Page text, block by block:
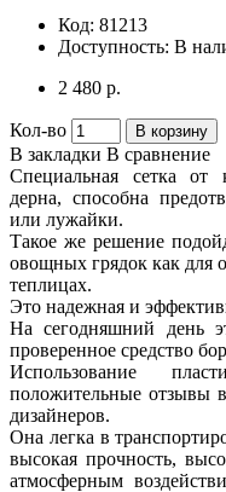
Код: 81213
Доступность: В
2 480 р.
Кол-во В корзину
В закладки В сравнение
Специальная сетка от
дерна, способна
или лужайки.
Такое же решение
овощных грядок как для
теплицах.
Это надежная и
На сегодняшний день
проверенное средство
Использование
положительные отзывы
дизайнеров.
Она легка в
высокая прочность,
атмосферным